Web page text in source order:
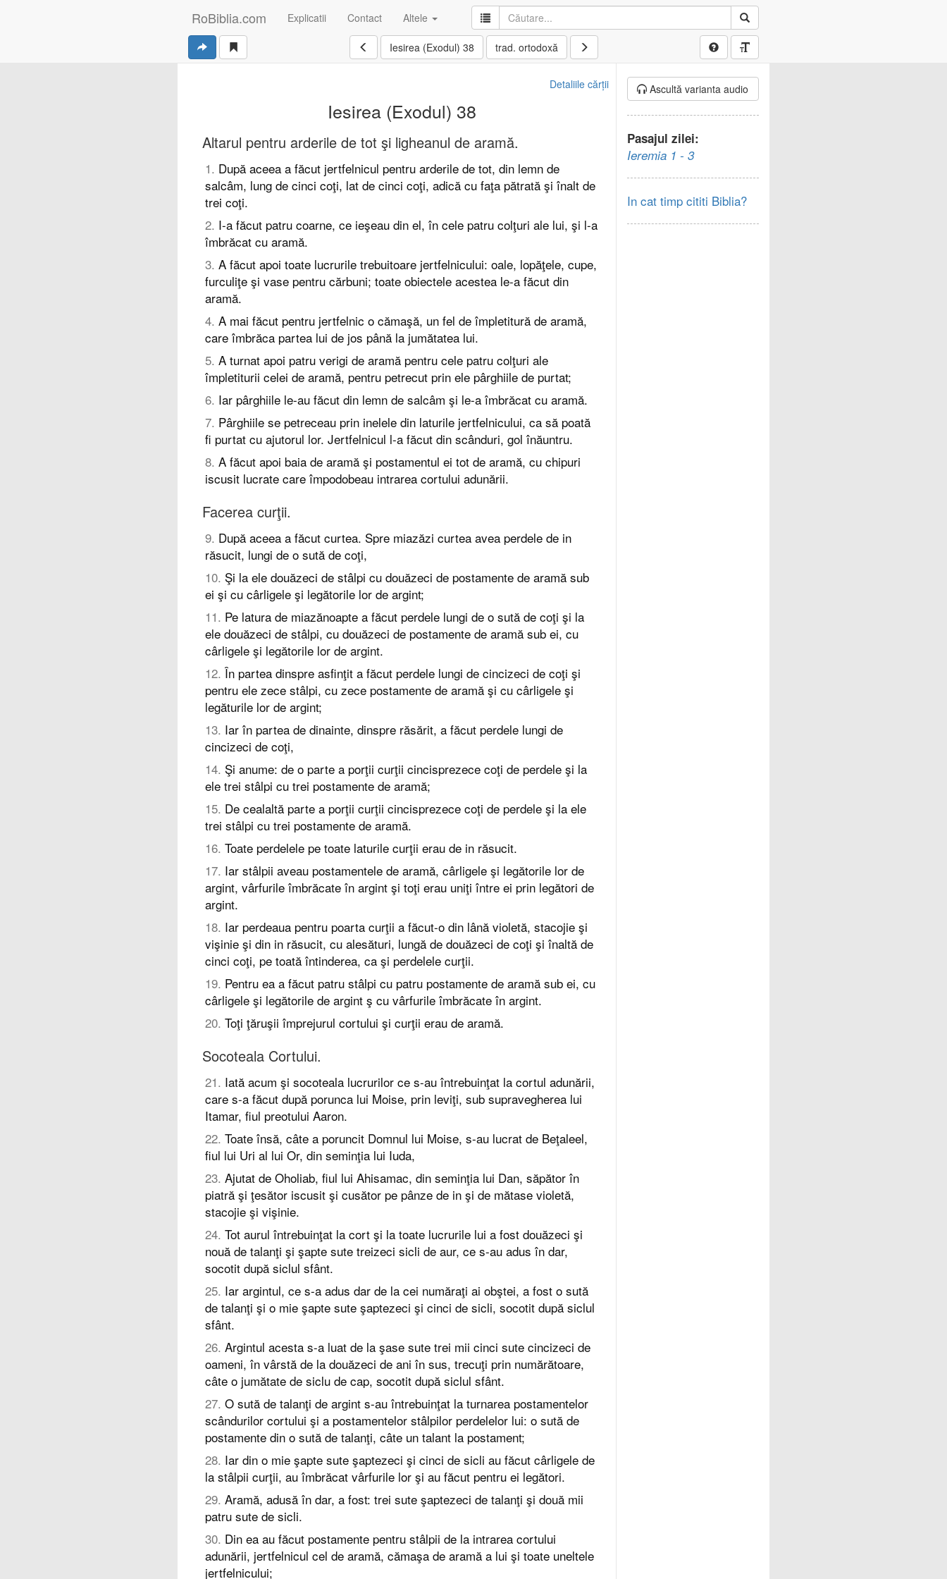
RoBiblia.com Explicatii Contact Altele
Iesirea (Exodul) 38 trad. ortodoxă
Detaliile cărții
Iesirea (Exodul) 38
Altarul pentru arderile de tot şi ligheanul de aramă.
1. După aceea a făcut jertfelnicul pentru arderile de tot, din lemn de
salcâm, lung de cinci coţi, lat de cinci coţi, adică cu faţa pătrată şi înalt de
trei coţi.
2. I-a făcut patru coarne, ce ieşeau din el, în cele patru colţuri ale lui, şi l-a
îmbrăcat cu aramă.
3. A făcut apoi toate lucrurile trebuitoare jertfelnicului: oale, lopăţele, cupe,
furculiţe şi vase pentru cărbuni; toate obiectele acestea le-a făcut din
aramă.
4. A mai făcut pentru jertfelnic o cămaşă, un fel de împletitură de aramă,
care îmbrăca partea lui de jos până la jumătatea lui.
5. A turnat apoi patru verigi de aramă pentru cele patru colţuri ale
împletiturii celei de aramă, pentru petrecut prin ele pârghiile de purtat;
6. Iar pârghiile le-au făcut din lemn de salcâm şi le-a îmbrăcat cu aramă.
7. Pârghiile se petreceau prin inelele din laturile jertfelnicului, ca să poată
fi purtat cu ajutorul lor. Jertfelnicul l-a făcut din scânduri, gol înăuntru.
8. A făcut apoi baia de aramă şi postamentul ei tot de aramă, cu chipuri
iscusit lucrate care împodobeau intrarea cortului adunării.
Facerea curţii.
9. După aceea a făcut curtea. Spre miazăzi curtea avea perdele de in
răsucit, lungi de o sută de coţi,
10. Şi la ele douăzeci de stâlpi cu douăzeci de postamente de aramă sub
ei şi cu cârligele şi legătorile lor de argint;
11. Pe latura de miazănoapte a făcut perdele lungi de o sută de coţi şi la
ele douăzeci de stâlpi, cu douăzeci de postamente de aramă sub ei, cu
cârligele şi legătorile lor de argint.
12. În partea dinspre asfinţit a făcut perdele lungi de cincizeci de coţi şi
pentru ele zece stâlpi, cu zece postamente de aramă şi cu cârligele şi
legăturile lor de argint;
13. Iar în partea de dinainte, dinspre răsărit, a făcut perdele lungi de
cincizeci de coţi,
14. Şi anume: de o parte a porţii curţii cincisprezece coţi de perdele şi la
ele trei stâlpi cu trei postamente de aramă;
15. De cealaltă parte a porţii curţii cincisprezece coţi de perdele şi la ele
trei stâlpi cu trei postamente de aramă.
16. Toate perdelele pe toate laturile curţii erau de in răsucit.
17. Iar stâlpii aveau postamentele de aramă, cârligele şi legătorile lor de
argint, vârfurile îmbrăcate în argint şi toţi erau uniţi între ei prin legători de
argint.
18. Iar perdeaua pentru poarta curţii a făcut-o din lână violetă, stacojie şi
vişinie şi din in răsucit, cu alesături, lungă de douăzeci de coţi şi înaltă de
cinci coţi, pe toată întinderea, ca şi perdelele curţii.
19. Pentru ea a făcut patru stâlpi cu patru postamente de aramă sub ei, cu
cârligele şi legătorile de argint ş cu vârfurile îmbrăcate în argint.
20. Toţi ţăruşii împrejurul cortului şi curţii erau de aramă.
Socoteala Cortului.
21. Iată acum şi socoteala lucrurilor ce s-au întrebuinţat la cortul adunării,
care s-a făcut după porunca lui Moise, prin leviţi, sub supravegherea lui
Itamar, fiul preotului Aaron.
22. Toate însă, câte a poruncit Domnul lui Moise, s-au lucrat de Beţaleel,
fiul lui Uri al lui Or, din seminţia lui Iuda,
23. Ajutat de Oholiab, fiul lui Ahisamac, din seminţia lui Dan, săpător în
piatră şi ţesător iscusit şi cusător pe pânze de in şi de mătase violetă,
stacojie şi vişinie.
24. Tot aurul întrebuinţat la cort şi la toate lucrurile lui a fost douăzeci şi
nouă de talanţi şi şapte sute treizeci sicli de aur, ce s-au adus în dar,
socotit după siclul sfânt.
25. Iar argintul, ce s-a adus dar de la cei număraţi ai obştei, a fost o sută
de talanţi şi o mie şapte sute şaptezeci şi cinci de sicli, socotit după siclul
sfânt.
26. Argintul acesta s-a luat de la şase sute trei mii cinci sute cincizeci de
oameni, în vârstă de la douăzeci de ani în sus, trecuţi prin numărătoare,
câte o jumătate de siclu de cap, socotit după siclul sfânt.
27. O sută de talanţi de argint s-au întrebuinţat la turnarea postamentelor
scândurilor cortului şi a postamentelor stâlpilor perdelelor lui: o sută de
postamente din o sută de talanţi, câte un talant la postament;
28. Iar din o mie şapte sute şaptezeci şi cinci de sicli au făcut cârligele de
la stâlpii curţii, au îmbrăcat vârfurile lor şi au făcut pentru ei legători.
29. Aramă, adusă în dar, a fost: trei sute şaptezeci de talanţi şi două mii
patru sute de sicli.
30. Din ea au făcut postamente pentru stâlpii de la intrarea cortului
adunării, jertfelnicul cel de aramă, cămaşa de aramă a lui şi toate uneltele
jertfelnicului;
Ascultă varianta audio
Pasajul zilei:
Ieremia 1 - 3
In cat timp cititi Biblia?